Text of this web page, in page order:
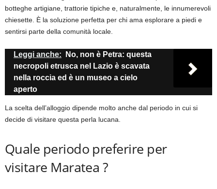
botteghe artigiane, trattorie tipiche e, naturalmente, le innumerevoli
chiesette. È la soluzione perfetta per chi ama esplorare a piedi e
sentirsi parte della comunità locale.
Leggi anche:
No, non è Petra: questa
necropoli etrusca nel Lazio è scavata
nella roccia ed è un museo a cielo
aperto
La scelta dell’alloggio dipende molto anche dal periodo in cui si
decide di visitare questa perla lucana.
Quale periodo preferire per
visitare Maratea ?